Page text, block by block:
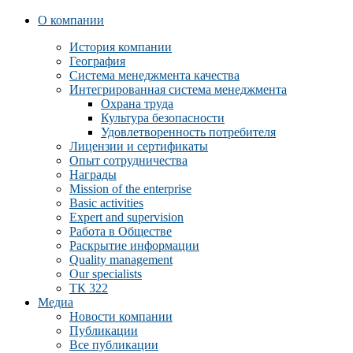
О компании
История компании
География
Система менеджмента качества
Интегрированная система менеджмента
Охрана труда
Культура безопасности
Удовлетворенность потребителя
Лицензии и сертификаты
Опыт сотрудничества
Награды
Mission of the enterprise
Basic activities
Expert and supervision
Работа в Обществе
Раскрытие информации
Quality management
Our specialists
ТК 322
Медиа
Новости компании
Публикации
Все публикации